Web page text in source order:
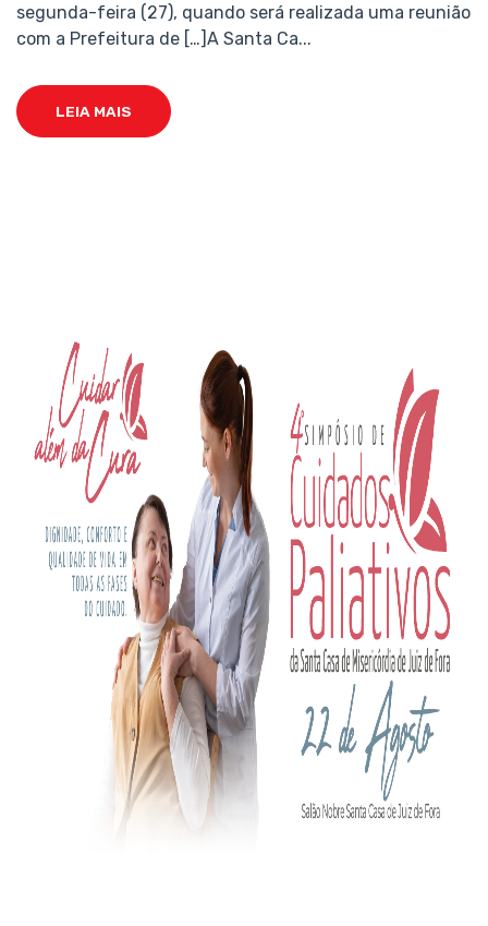
segunda-feira (27), quando será realizada uma reunião
com a Prefeitura de […]A Santa Ca...
LEIA MAIS